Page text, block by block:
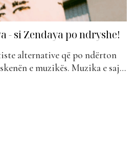
- si Zendaya po ndryshe!
alternative që po ndërton
e muzikës. Muzika e saj